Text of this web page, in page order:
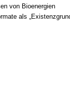
von Bioenergien
als